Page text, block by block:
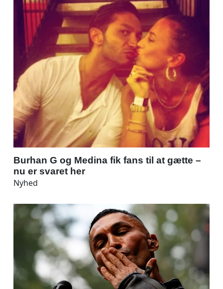
Burhan G og Medina fik fans til at gætte –
nu er svaret her
Nyhed